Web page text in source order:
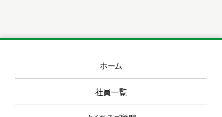
ホーム
社員一覧